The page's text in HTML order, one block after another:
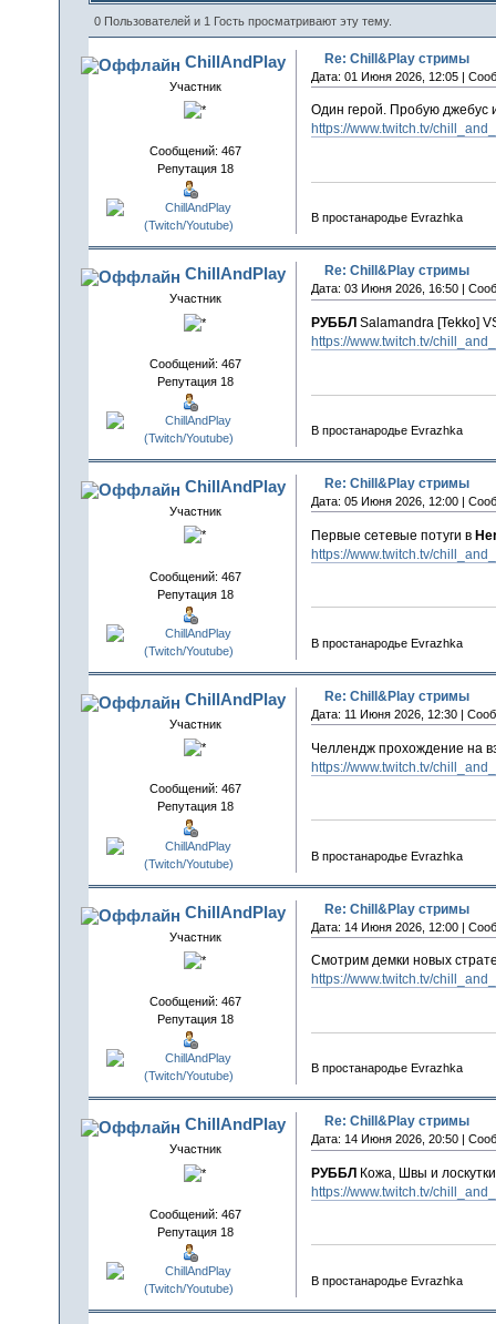
0 Пользователей и 1 Гость просматривают эту тему.
ChillAndPlay
Участник
Сообщений: 467
Репутация 18
Re: Chill&Play стримы
Дата: 01 Июня 2026, 12:05 |
Один герой. Пробую джебус
https://www.twitch.tv/
В простанародье Evrazhka
ChillAndPlay
Участник
Сообщений: 467
Репутация 18
Re: Chill&Play стримы
Дата: 03 Июня 2026, 16:50 |
РУББЛ Salamandra [Tekko]
https://www.twitch.tv/
В простанародье Evrazhka
ChillAndPlay
Участник
Сообщений: 467
Репутация 18
Re: Chill&Play стримы
Дата: 05 Июня 2026, 12:00 |
Первые сетевые потуги в
https://www.twitch.tv/
В простанародье Evrazhka
ChillAndPlay
Участник
Сообщений: 467
Репутация 18
Re: Chill&Play стримы
Дата: 11 Июня 2026, 12:30 |
Челлендж прохождение на
https://www.twitch.tv/
В простанародье Evrazhka
ChillAndPlay
Участник
Сообщений: 467
Репутация 18
Re: Chill&Play стримы
Дата: 14 Июня 2026, 12:00 |
Смотрим демки новых
https://www.twitch.tv/
В простанародье Evrazhka
ChillAndPlay
Участник
Сообщений: 467
Репутация 18
Re: Chill&Play стримы
Дата: 14 Июня 2026, 20:50 |
РУББЛ Кожа, Швы и
https://www.twitch.tv/
В простанародье Evrazhka